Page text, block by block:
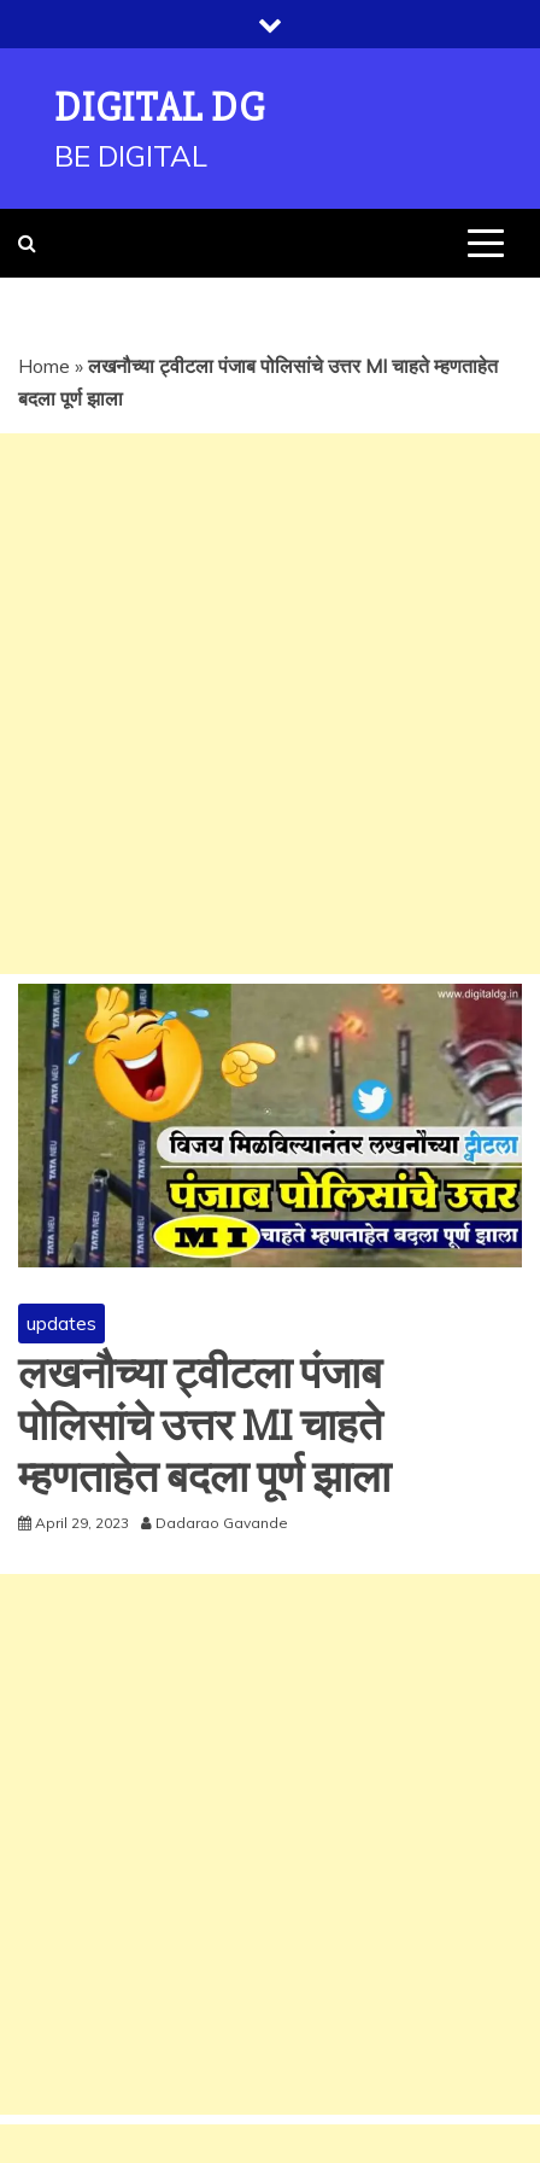
to
DIGITAL DG
BE DIGITAL
Home »लखनौच्या ट्वीटला पंजाब पोलिसांचे उत्तर MI चाहते म्हणताहेत
बदला पूर्ण झाला
updates
लखनौच्या ट्वीटला पंजाब
पोलिसांचे उत्तर MI चाहते
म्हणताहेत बदला पूर्ण झाला
April 29, 2023 Dadarao Gavande